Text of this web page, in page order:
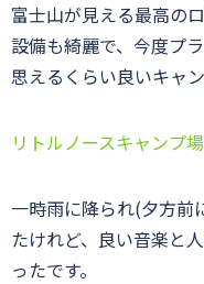
富士山が見える最高の
設備も綺麗で、今度プ
思えるくらい良いキャ
リトルノースキャンプ
一時雨に降られ(夕方前
たけれど、良い音楽と
ったです。